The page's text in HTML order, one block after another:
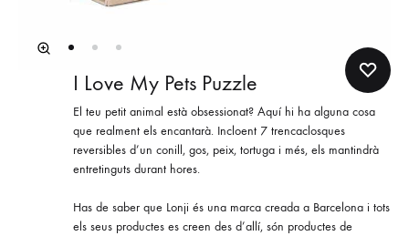
I Love My Pets Puzzle
El teu petit animal està obsessionat? Aquí hi ha alguna cosa
que realment els encantarà. Incloent 7 trencaclosques
reversibles d’un conill, gos, peix, tortuga i més, els mantindrà
entretinguts durant hores.
Has de saber que Lonji és una marca creada a Barcelona i tots
els seus productes es creen des d’allí, són productes de